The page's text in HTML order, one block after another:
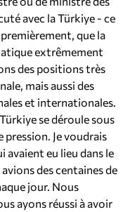
avec la Türkiye - ce
que la
extrêmement
des positions très
mais aussi des
et internationales.
se déroule sous
pression. Je voudrais
avaient eu lieu dans le
des centaines de
jour. Nous
ayons réussi à avoir